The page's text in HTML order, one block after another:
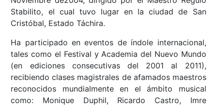
Stabilito, el cual tuvo lugar en la ciudad de San
Cristóbal, Estado Táchira.
Ha participado en eventos de índole internacional,
tales como el Festival y Academia del Nuevo Mundo
(en ediciones consecutivas del 2001 al 2011),
recibiendo clases magistrales de afamados maestros
reconocidos mundialmente en el ámbito musical
como: Monique Duphil, Ricardo Castro, Imre